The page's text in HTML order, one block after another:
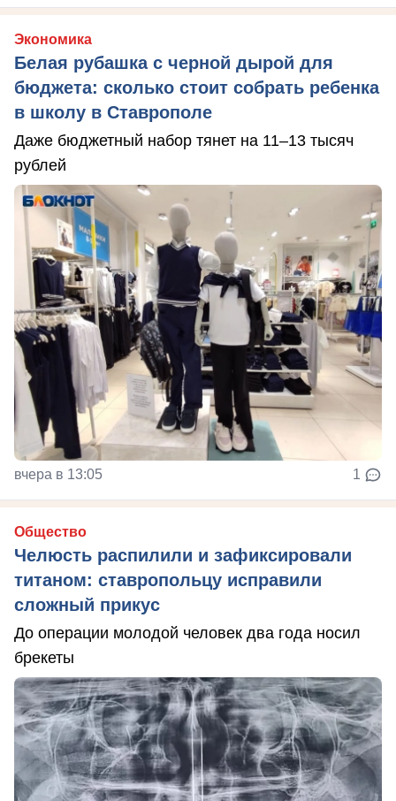
Экономика
Белая рубашка с черной дырой для
бюджета: сколько стоит собрать ребенка
в школу в Ставрополе
Даже бюджетный набор тянет на 11–13 тысяч
рублей
вчера в 13:05 1
Общество
Челюсть распилили и зафиксировали
титаном: ставропольцу исправили
сложный прикус
До операции молодой человек два года носил
брекеты